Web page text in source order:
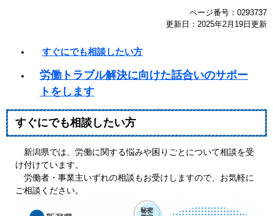
ページ番号：0293737
更新日：2025年2月19日更新
すぐにでも相談したい方
労働トラブル解決に向けた話合いのサポー
トをします
すぐにでも相談したい方
新潟県では、労働に関する悩みや困りごとについて相談を受
け付けています。
労働者・事業主いずれの相談もお受けしますので、お気軽に
ご相談ください。